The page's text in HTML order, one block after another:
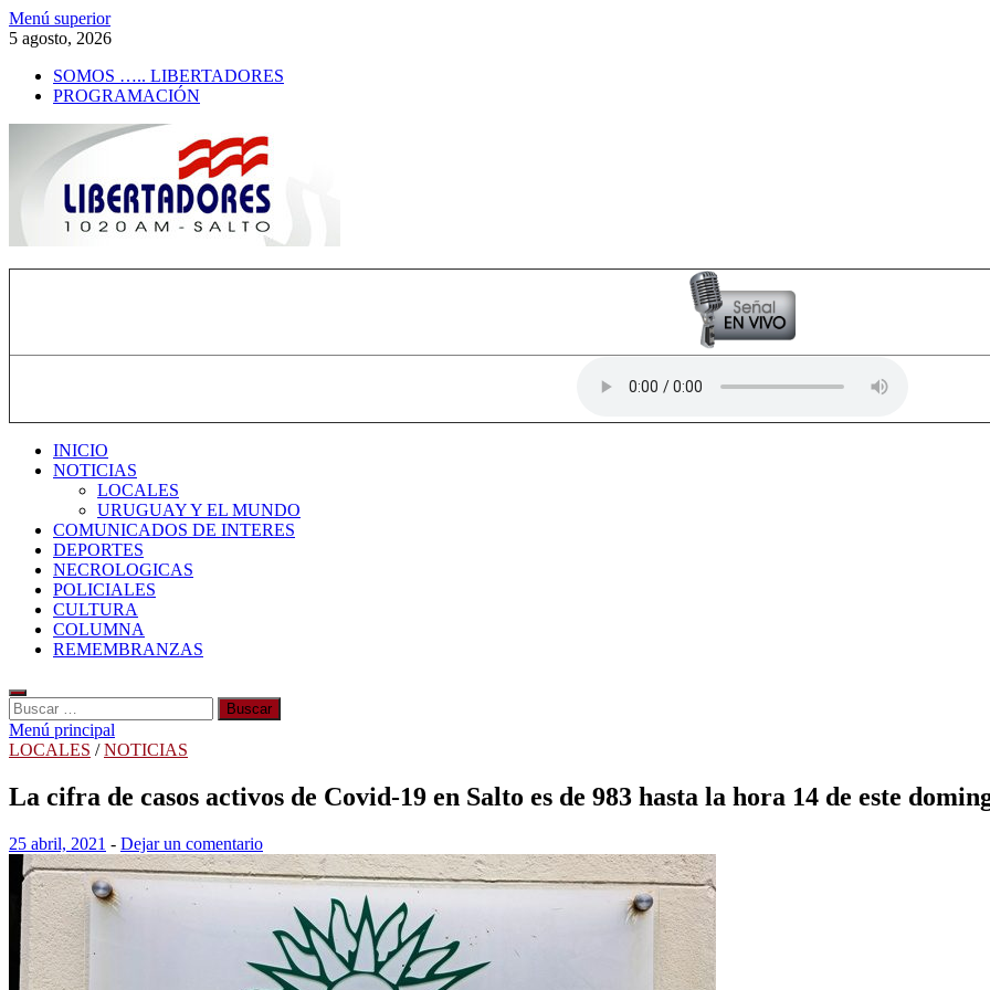
Saltar
al
Menú superior
5 agosto, 2026
SOMOS ….. LIBERTADORES
PROGRAMACIÓN
INICIO
NOTICIAS
LOCALES
URUGUAY Y EL MUNDO
COMUNICADOS DE INTERES
DEPORTES
NECROLOGICAS
POLICIALES
CULTURA
COLUMNA
REMEMBRANZAS
Buscar:
Menú principal
LOCALES /NOTICIAS
La cifra de casos activos de Covid-19 en Salto es de 983 hasta la hora 14 de este
25 abril, 2021 - Dejar un comentario